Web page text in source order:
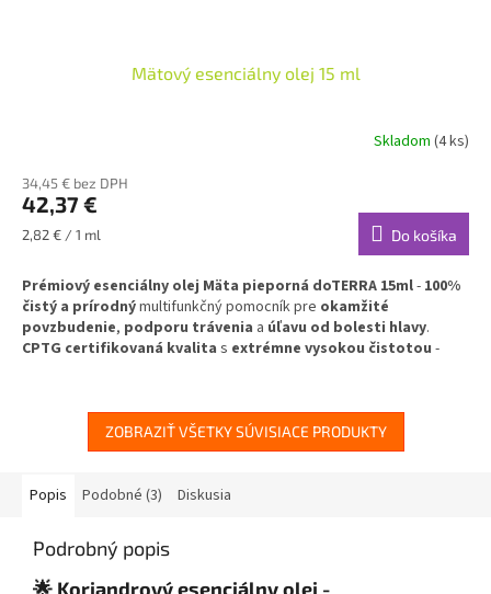
Mätový esenciálny olej 15 ml
produktu
je
3,0
hviezdičiek.
Skladom(4 ks)
34,45 € bez DPH
42,37 €
Jednotková
2,82 € / 1 ml Do košíka
Prémiový esenciálny olej Mäta pieporná doTERRA 15ml- 100%
čistý a prírodnýmultifunkčný pomocník pre okamžité
povzbudenie, podporu trávenia a úľavu od bolesti hlavy.
CPTG certifikovaná kvalita s extrémne vysokou čistotou -
Okamžitý reštart tela a mysle- prirodzená energia bez
Rýchla podpora trávenia- proti nafukovaniu a ťažkosti
✅Bezpečné vnútorné použitie
Vaša prvá línia obrany pri únave, tráviacich problémoch a bolesti
hlavy. Tekutý ľad a oheň v jednom!
ZOBRAZIŤ VŠETKY SÚVISIACE PRODUKTY
Popis Podobné (3) Diskusia
Podrobný popis
🌟 Koriandrový esenciálny olej -